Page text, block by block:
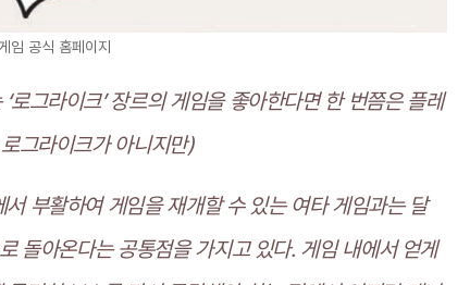
임 공식 홈페이지
그라이크’ 장르의 게임을 좋아한다면 한 번쯤은 플레
그라이크가 아니지만)
부활하여 게임을 재개할 수 있는 여타 게임과는 달
돌아온다는 공통점을 가지고 있다. 게임 내에서 얻게